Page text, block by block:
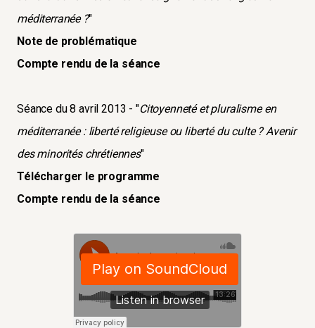
méditerranée ?"
Note de problématique
Compte rendu de la séance
Séance du 8 avril 2013 - "Citoyenneté et pluralisme en
méditerranée : liberté religieuse ou liberté du culte ? Avenir
des minorités chrétiennes"
Télécharger le programme
Compte rendu de la séance